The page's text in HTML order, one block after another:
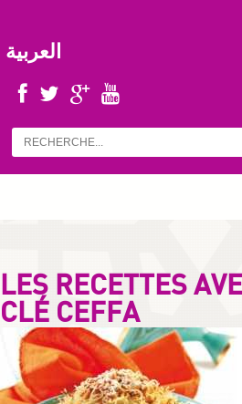
العربية
LES RECETTES
CLÉ CEFFA